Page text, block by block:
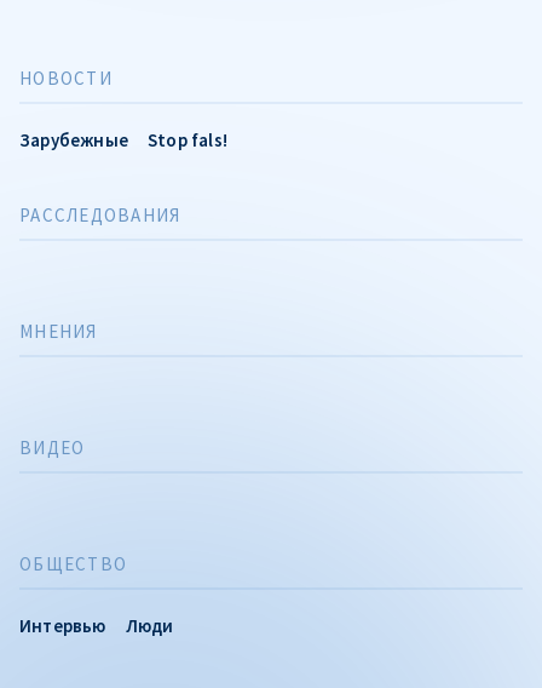
НОВОСТИ
Зарубежные Stop fals!
РАССЛЕДОВАНИЯ
ОБЩЕСТВО
Интервью Люди
МНЕНИЯ
ВИДЕО